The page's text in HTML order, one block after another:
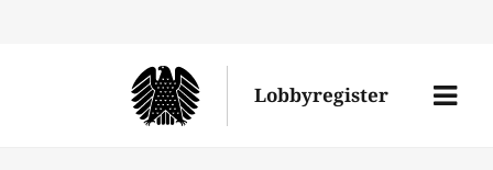
Lobbyregister
Menü